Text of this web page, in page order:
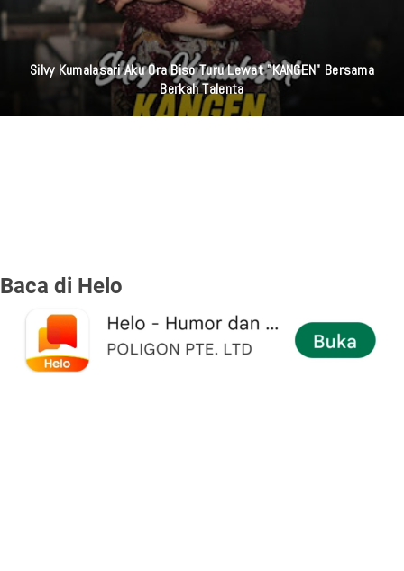
Silvy Kumalasari Aku Ora Biso Turu Lewat "KANGEN" Bersama
Berkah Talenta
Baca di Helo